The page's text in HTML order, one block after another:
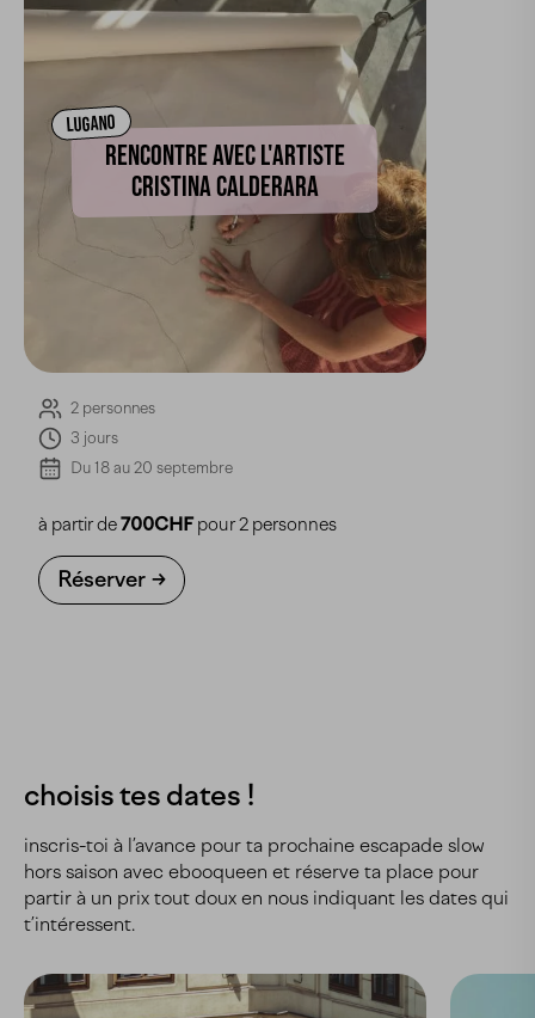
LUGANO
RENCONTRE AVEC L'ARTISTE
CRISTINA CALDERARA
2 personnes
3 jours
Du 18 au 20 septembre
à partir de700CHFpour 2 personnes
Réserver
choisis tes dates !
inscris-toi à l’avance pour ta prochaine escapade slow
hors saison avec ebooqueen et réserve ta place pour
partir à un prix tout doux en nous indiquant les dates qui
t’intéressent.